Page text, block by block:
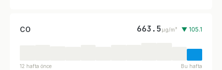
CO 663.5 µg/m³ ▼ 105.1
12 hafta önce Bu hafta